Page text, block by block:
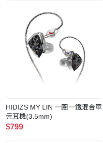
HIDIZS MY LIN 一圈一鐵混合單
元耳機(3.5mm)
$799